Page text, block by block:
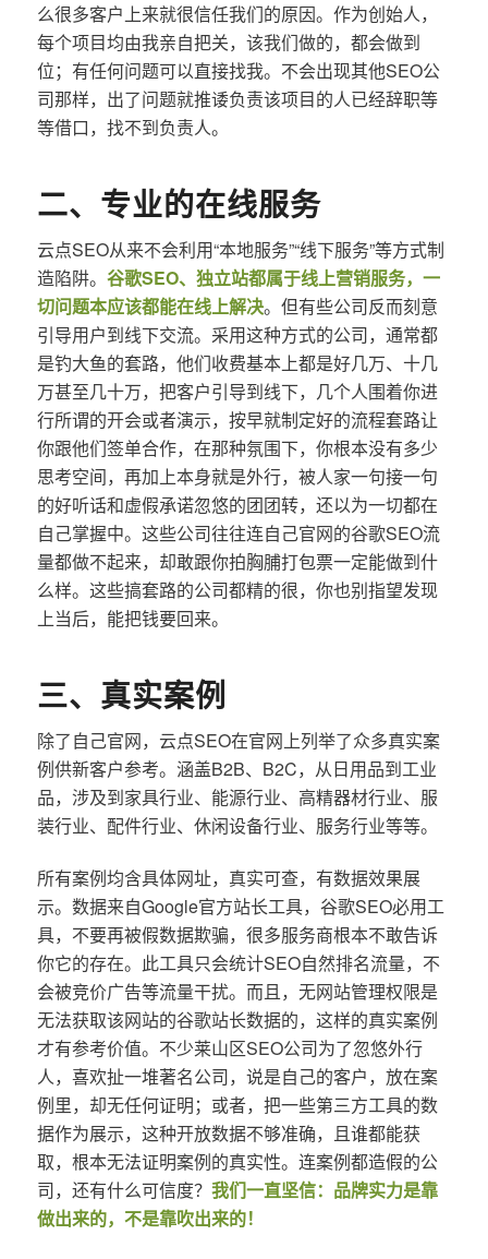
么很多客户上来就很信任我们的原因。作为创始人，
每个项目均由我亲自把关，该我们做的，都会做到
位；有任何问题可以直接找我。不会出现其他SEO公
司那样，出了问题就推诿负责该项目的人已经辞职等
等借口，找不到负责人。
二、专业的在线服务
云点SEO从来不会利用“本地服务”“线下服务”等方式制
造陷阱。 谷歌SEO、独立站都属于线上营销服务，一
切问题本应该都能在线上解决。但有些公司反而刻意
引导用户到线下交流。采用这种方式的公司，通常都
是钓大鱼的套路，他们收费基本上都是好几万、十几
万甚至几十万，把客户引导到线下，几个人围着你进
行所谓的开会或者演示，按早就制定好的流程套路让
你跟他们签单合作，在那种氛围下，你根本没有多少
思考空间，再加上本身就是外行，被人家一句接一句
的好听话和虚假承诺忽悠的团团转，还以为一切都在
自己掌握中。这些公司往往连自己官网的谷歌SEO流
量都做不起来，却敢跟你拍胸脯打包票一定能做到什
么样。这些搞套路的公司都精的很，你也别指望发现
上当后，能把钱要回来。
三、真实案例
除了自己官网，云点SEO在官网上列举了众多真实案
例供新客户参考。涵盖B2B、B2C，从日用品到工业
品，涉及到家具行业、能源行业、高精器材行业、服
装行业、配件行业、休闲设备行业、服务行业等等。
所有案例均含具体网址，真实可查，有数据效果展
示。数据来自Google官方站长工具，谷歌SEO必用工
具，不要再被假数据欺骗，很多服务商根本不敢告诉
你它的存在。此工具只会统计SEO自然排名流量，不
会被竞价广告等流量干扰。而且，无网站管理权限是
无法获取该网站的谷歌站长数据的，这样的真实案例
才有参考价值。不少莱山区SEO公司为了忽悠外行
人，喜欢扯一堆著名公司，说是自己的客户，放在案
例里，却无任何证明；或者，把一些第三方工具的数
据作为展示，这种开放数据不够准确，且谁都能获
取，根本无法证明案例的真实性。连案例都造假的公
司，还有什么可信度？ 我们一直坚信：品牌实力是靠
做出来的，不是靠吹出来的！